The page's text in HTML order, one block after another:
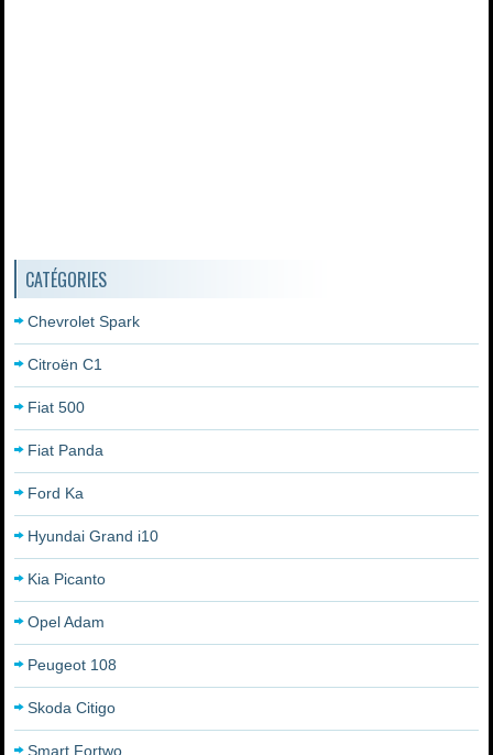
CATÉGORIES
Chevrolet Spark
Citroën C1
Fiat 500
Fiat Panda
Ford Ka
Hyundai Grand i10
Kia Picanto
Opel Adam
Peugeot 108
Skoda Citigo
Smart Fortwo